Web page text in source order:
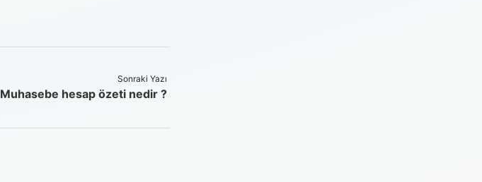
Sonraki Yazı
Muhasebe hesap özeti nedir ?